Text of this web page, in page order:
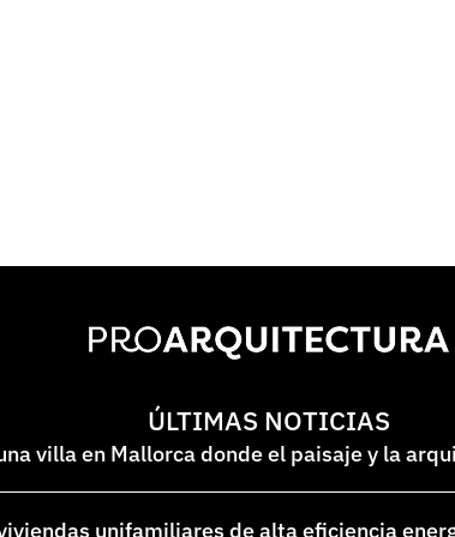
ÚLTIMAS NOTICIAS
villa en Mallorca donde el paisaje y la
unifamiliares de alta eficiencia